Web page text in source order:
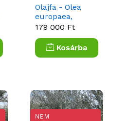
Olajfa - Olea
europaea,
bonsai, pom-
nyírt olajfa
179 000 Ft
Kosárba
NEM